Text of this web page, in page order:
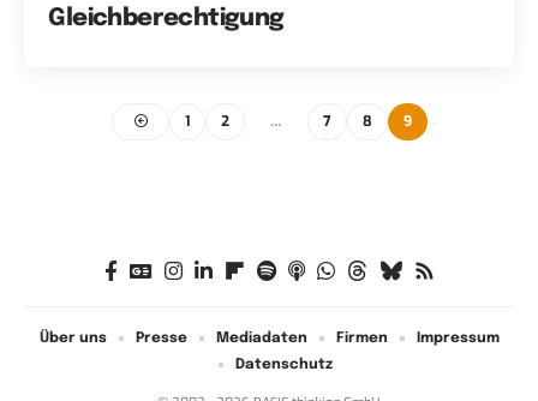
Gleichberechtigung
1 2 … 7 8 9
Über uns Presse Mediadaten Firmen
Impressum
Datenschutz